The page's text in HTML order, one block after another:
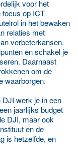
voor het
op ICT-
in het bewaken
relaties met
verbeterkansen.
en schakel je
Daarnaast
om de
waarborgen.
werk je in een
jaarlijks budget
DJI, maar ook
en de
is hetzelfde, en